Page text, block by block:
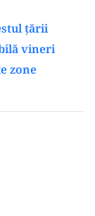
țării
vineri
zone